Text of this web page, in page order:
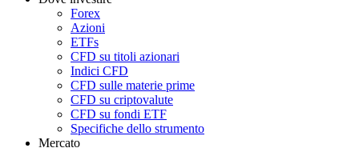
Forex
Azioni
ETFs
CFD su titoli azionari
Indici CFD
CFD sulle materie prime
CFD su criptovalute
CFD su fondi ETF
Specifiche dello strumento
Mercato